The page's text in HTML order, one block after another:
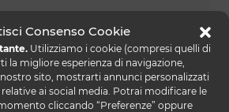
Consenso Cookie
Utilizziamo i cookie (compresi quelli di
la migliore esperienza di navigazione,
sito, mostrarti annunci personalizzati
ai social media. Potrai modificare le
cliccando “Preferenze” oppure
dandolo lampada